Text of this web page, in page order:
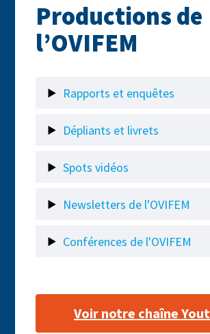
Productions de
l’OVIFEM
Rapports et enquêtes
Dépliants et livrets
Spots vidéos
Newsletters de l'OVIFEM
Conférences de l'OVIFEM
Voir notre chaîne